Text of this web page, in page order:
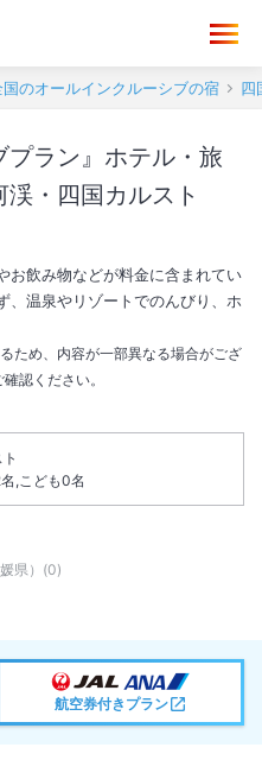
国のオールインクルーシブの宿 四
プラン』ホテル・旅
・四国カルスト
お飲み物などが料金に含まれてい
、温泉やリゾートでのんびり、ホ
ため、内容が一部異なる場合がござ
認ください。
,こども0名
県） (0)
航空券付きプラン